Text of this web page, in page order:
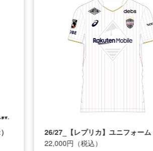
26/27_【レプリカ】ユニフォーム
22,000円（税込）